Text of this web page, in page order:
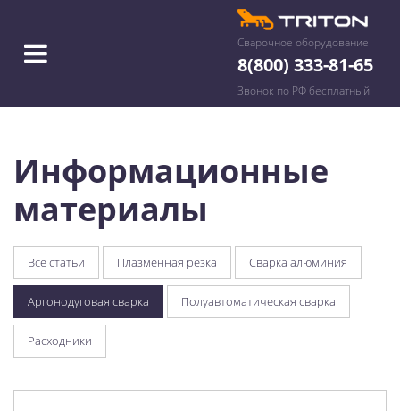
Сварочное оборудование
8(800) 333-81-65
Звонок по РФ бесплатный
Информационные
материалы
Все статьи Плазменная резка Сварка алюминия
Аргонодуговая сварка Полуавтоматическая сварка
Расходники